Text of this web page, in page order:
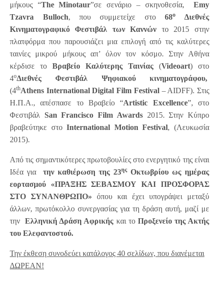
μήκους “The Minotaur”σε σενάριο – σκηνοθεσία, Emy
Tzavra
Bulloch, που συμμετείχε στο68ο
Διεθνές
Κινηματογραφικό Φεστιβάλ των Καννών το 2015 στην
πλατφόρμα που παρουσιάζει μια επιλογή από τις καλύτερες
ταινίες μικρού μήκους απ’ όλον τον κόσμο. Στην Αθήνα
κέρδισε το Βραβείο Καλύτερης Ταινίας(Videoart) στο
4οΔιεθνές Φεστιβάλ Ψηφιακού κινηματογράφου,
(4thAthens International Digital Film Festival– AIDFF). Στις
Η.Π.Α., απέσπασε το Βραβείο “Artistic Excellence”, στο
Φεστιβάλ San Francisco Film Awards 2015. Στην Κύπρο
βραβεύτηκε στοInternational Motion Festival, (Λευκωσία
2015).
Από τις σημαντικότερες πρωτοβουλίες στο ενεργητικό της είναι
Ιδέα για την καθιέρωση της 23ης Οκτωβρίου ως ημέρας
εορτασμού «ΠΡΑΞΗΣ ΣΕΒΑΣΜΟΥ ΚΑΙ ΠΡΟΣΦΟΡΑΣ
ΣΤΟ ΣΥΝΑΝΘΡΩΠΟ» όπου και έχει υπογράψει μεταξύ
άλλων, πρωτόκολλο συνεργασίας για τη δράση αυτή, μαζί με
τηνΕλληνική Δράση Αφρικής και το Προξενείο της Ακτής
του Ελεφαντοστού.
Την έκθεση συνοδεύει κατάλογος 40 σελίδων, που διανέμεται
ΔΩΡΕΑΝ!